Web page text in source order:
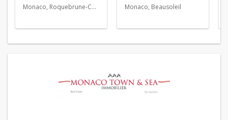
Monaco, Roquebrune-Cap-Martin, Beausoleil Monaco, Beausoleil